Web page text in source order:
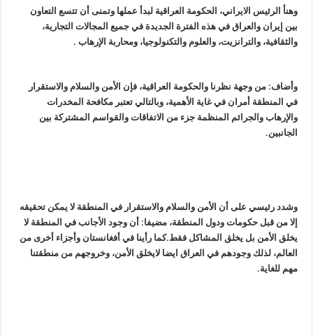
وهنأ الرئيس الايراني، الحكومة العراقية لبدأ عملها وتمنى أن تتسع التعاون
بين إيران والعراق في هذه الفترة الجديدة في جميع المجالات التجارية،
والثقافية، والترانزيت، والعلوم والتكنولوجيا، ومحاربة الإرهاب .
وأضاف: من وجهة نظرنا والحكومة العراقية، فإن الأمن والسلام والاستقرار
في المنطقة أمران في غاية الأهمية، وبالتالي تعتبر مكافحة المخدرات
والإرهاب والجرائم المنظمة جزء من الاتفاقات والقواسم المشتركة بين
الجانبين.
وشدد رئيسي على أن الأمن والسلام والاستقرار في المنطقة لا يمكن تحقيقه
إلا من قبل حكومات ودول المنطقة، مضيفا: أن وجود الأجانب في المنطقة لا
يخلق الأمن بل يخلق المشاكل فقط.كما رأينا في أفغانستان وأجزاء أخرى من
العالم، لذلك وجودهم في العراق ايضا لايخلق الأمن، وخروجهم من منطقتنا
مهم للغاية.